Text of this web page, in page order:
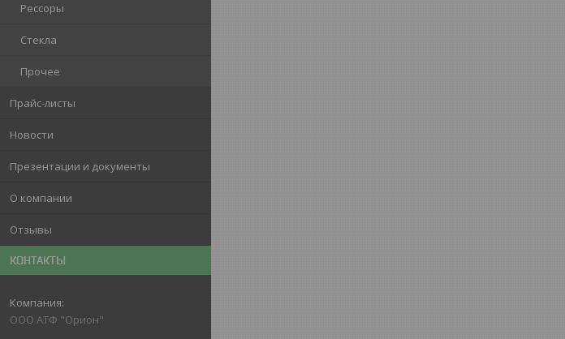
Рессоры
Стекла
Прочее
Прайс-листы
Новости
Презентации и документы
О компании
Отзывы
КОНТАКТЫ
ООО АТФ "Орион"